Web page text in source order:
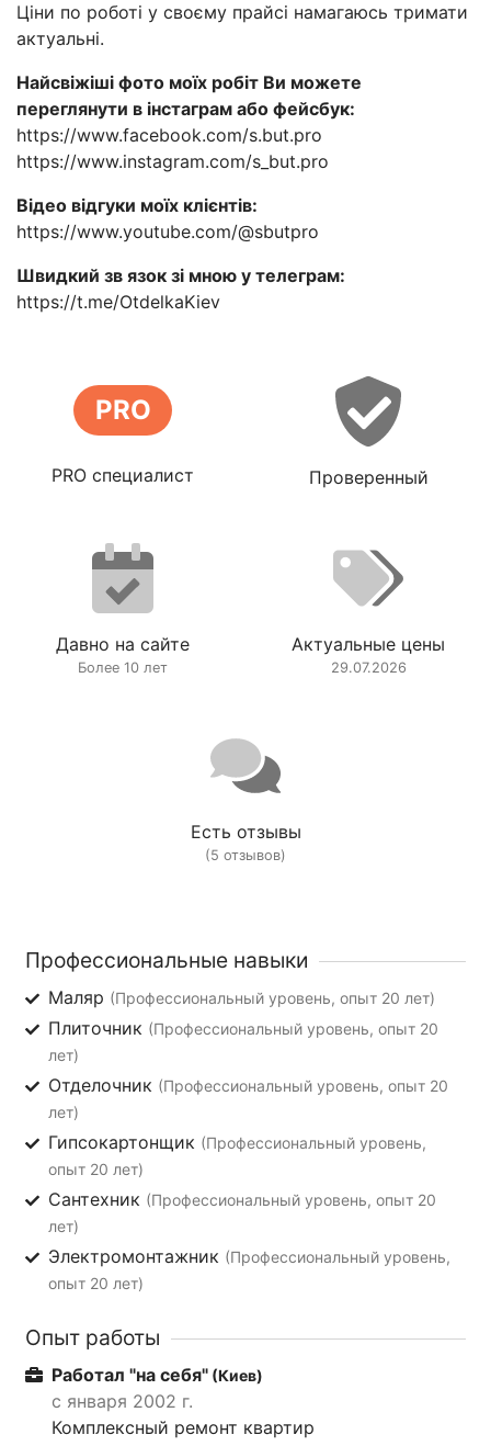
Ціни по роботі у своєму прайсі намагаюсь тримати
актуальні.
Найсвіжіші фото моїх робіт Ви можете
переглянути в інстаграм або фейсбук:
https://www.facebook.com/s.but.pro
https://www.instagram.com/s_but.pro
Відео відгуки моїх клієнтів:
https://www.youtube.com/@sbutpro
Швидкий зв язок зі мною у телеграм:
https://t.me/OtdelkaKiev
PRO
PRO специалист Проверенный
Давно на сайте
Более 10 лет
Актуальные цены
29.07.2026
Есть отзывы
(5 отзывов)
Профессиональные навыки
Маляр (Профессиональный уровень, опыт 20 лет)
Плиточник (Профессиональный уровень, опыт 20
лет)
Отделочник (Профессиональный уровень, опыт 20
лет)
Гипсокартонщик (Профессиональный уровень,
опыт 20 лет)
Сантехник (Профессиональный уровень, опыт 20
лет)
Электромонтажник (Профессиональный уровень,
опыт 20 лет)
Опыт работы
Работал "на себя" (Киев)
с января 2002 г.
Комплексный ремонт квартир